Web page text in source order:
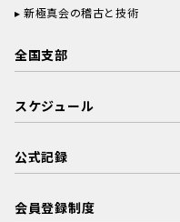
新極真会の稽古と技術
全国支部
スケジュール
公式記録
会員登録制度